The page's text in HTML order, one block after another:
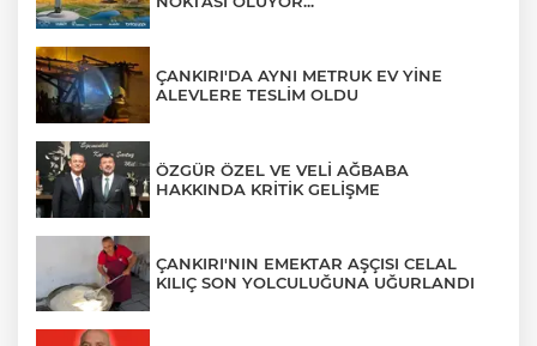
ÇANKIRI'DA AYNI METRUK EV YİNE
ALEVLERE TESLİM OLDU
ÖZGÜR ÖZEL VE VELİ AĞBABA
HAKKINDA KRİTİK GELİŞME
ÇANKIRI'NIN EMEKTAR AŞÇISI CELAL
KILIÇ SON YOLCULUĞUNA UĞURLANDI